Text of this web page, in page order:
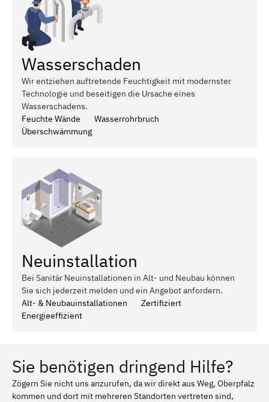
Wasserschaden
Wir entziehen auftretende Feuchtigkeit mit modernster
Technologie und beseitigen die Ursache eines
Wasserschadens.
Feuchte Wände
Wasserrohrbruch
Überschwämmung
Neuinstallation
Bei Sanitär Neuinstallationen in Alt- und Neubau können
Sie sich jederzeit melden und ein Angebot anfordern.
Alt- & Neubauinstallationen
Zertifiziert
Energieeffizient
Sie benötigen dringend Hilfe?
Zögern Sie nicht uns anzurufen, da wir direkt aus Weg, Oberpfalz
kommen und dort mit mehreren Standorten vertreten sind,